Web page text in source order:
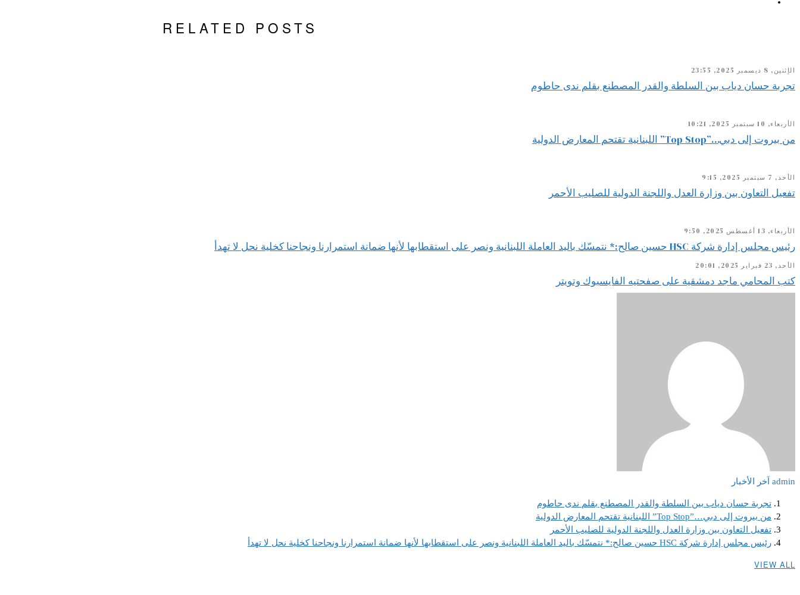
RELATED POSTS
الإثنين, 8 ديسمبر 2025, 23:55
تجربة حسان دياب بين السلطة والقدر المصطنع بقلم ندى حاطوم
الأربعاء, 10 سبتمبر 2025, 10:21
من بيروت إلى دبي…”Top Stop” اللبنانية تقتحم المعارض الدولية
الأحد, 7 سبتمبر 2025, 9:15
تفعيل التعاون بين وزارة العدل واللجنة الدولية للصليب الأحمر
الأربعاء, 13 أغسطس 2025, 9:50
رئيس مجلس إدارة شركة HSC حسين صالح:* نتمسّك باليد العاملة اللبنانية ونصر على استقطابها لأنها ضمانة استمرارنا ونجاحنا كخلية نحل لا تهدأ
الأحد, 23 فبراير 2025, 20:01
كتب المحامي ماجد دمشقية على صفحتيه الفايسبوك وتويتر
admin اَخر الأخبار
تجربة حسان دياب بين السلطة والقدر المصطنع بقلم ندى حاطوم
من بيروت إلى دبي…”Top Stop” اللبنانية تقتحم المعارض الدولية
تفعيل التعاون بين وزارة العدل واللجنة الدولية للصليب الأحمر
رئيس مجلس إدارة شركة HSC حسين صالح:* نتمسّك باليد العاملة اللبنانية ونصر على استقطابها لأنها ضمانة استمرارنا ونجاحنا كخلية نحل لا تهدأ
VIEW ALL